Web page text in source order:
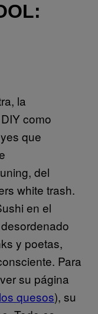
la
como
que
del
white trash.
en el
y poetas,
Para
su página
los quesos), su